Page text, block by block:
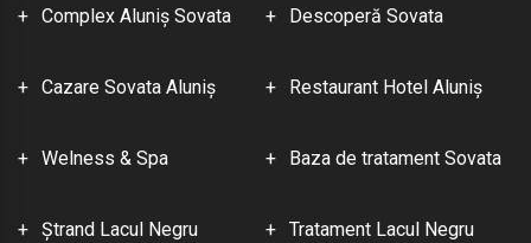
Complex Aluniş Sovata Descoperă Sovata
Cazare Sovata Aluniş Restaurant Hotel Aluniş
Welness & Spa Baza de tratament Sovata
Ştrand Lacul Negru Tratament Lacul Negru